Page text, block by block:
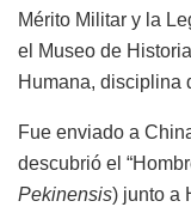
Mérito Militar y la
el Museo de
Humana, disciplina
Fue enviado a
descubrió el
Pekinensis) junto a